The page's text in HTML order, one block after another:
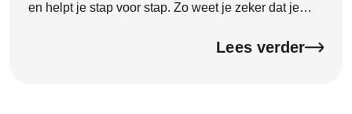
en helpt je stap voor stap. Zo weet je zeker dat je
Lees verder